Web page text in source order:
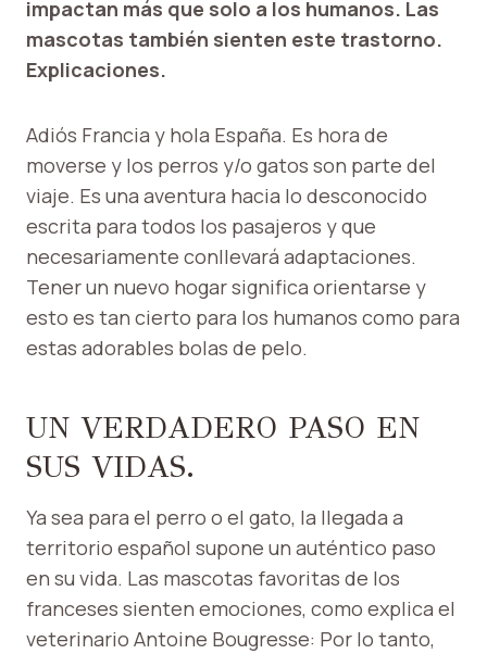
impactan más que solo a los humanos. Las
mascotas también sienten este trastorno.
Explicaciones.
Adiós Francia y hola España. Es hora de
moverse y los perros y/o gatos son parte del
viaje. Es una aventura hacia lo desconocido
escrita para todos los pasajeros y que
necesariamente conllevará adaptaciones.
Tener un nuevo hogar significa orientarse y
esto es tan cierto para los humanos como para
estas adorables bolas de pelo.
UN VERDADERO PASO EN
SUS VIDAS.
Ya sea para el perro o el gato, la llegada a
territorio español supone un auténtico paso
en su vida. Las mascotas favoritas de los
franceses sienten emociones, como explica el
veterinario Antoine Bougresse: Por lo tanto,